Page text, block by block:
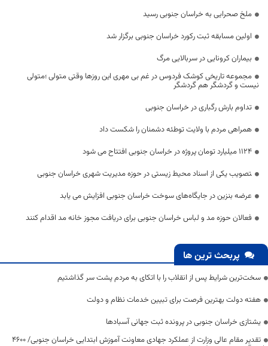
ملخ صحرایی به خراسان جنوبی رسید
اولین مسابقه ثبت رکورد خراسان جنوبی برگزار شد
بیماران کرونایی در سربالایی مرگ
مجموعه تاریخی کوشک فردوس در غم بی مهری این روزها وقتی متولی ؛متولی
نیست و گردشگر هم گردشگر
تداوم بارش رگباری در خراسان جنوبی
همراهی مردم با ولایت توطئه دشمنان را شکست داد
1124 میلیارد تومان پروژه در خراسان جنوبی افتتاح می شود
‍تصویب یکی از اسناد محیط زیستی در حوزه مدیریت شهری خراسان جنوبی
عرضه بنزین در جایگاه‌های سوخت خراسان جنوبی افزایش می یابد
فعالان حوزه مد و لباس خراسان جنوبی برای دریافت مجوز خانه مد اقدام کنند
پربحث ترین ها
سخت‌ترین شرایط پس از انقلاب را با اتکای به مردم پشت سر گذاشتیم
هفته دولت بهترین فرصت برای تبیین خدمات نظام و دولت
یشتازی خراسان جنوبی در پرونده ثبت جهانی آسبادها
تقدیر مقام عالی وزارت از عملکرد جهادی معاونت آموزش ابتدایی خراسان جنوبی/ ۴۶۰۰